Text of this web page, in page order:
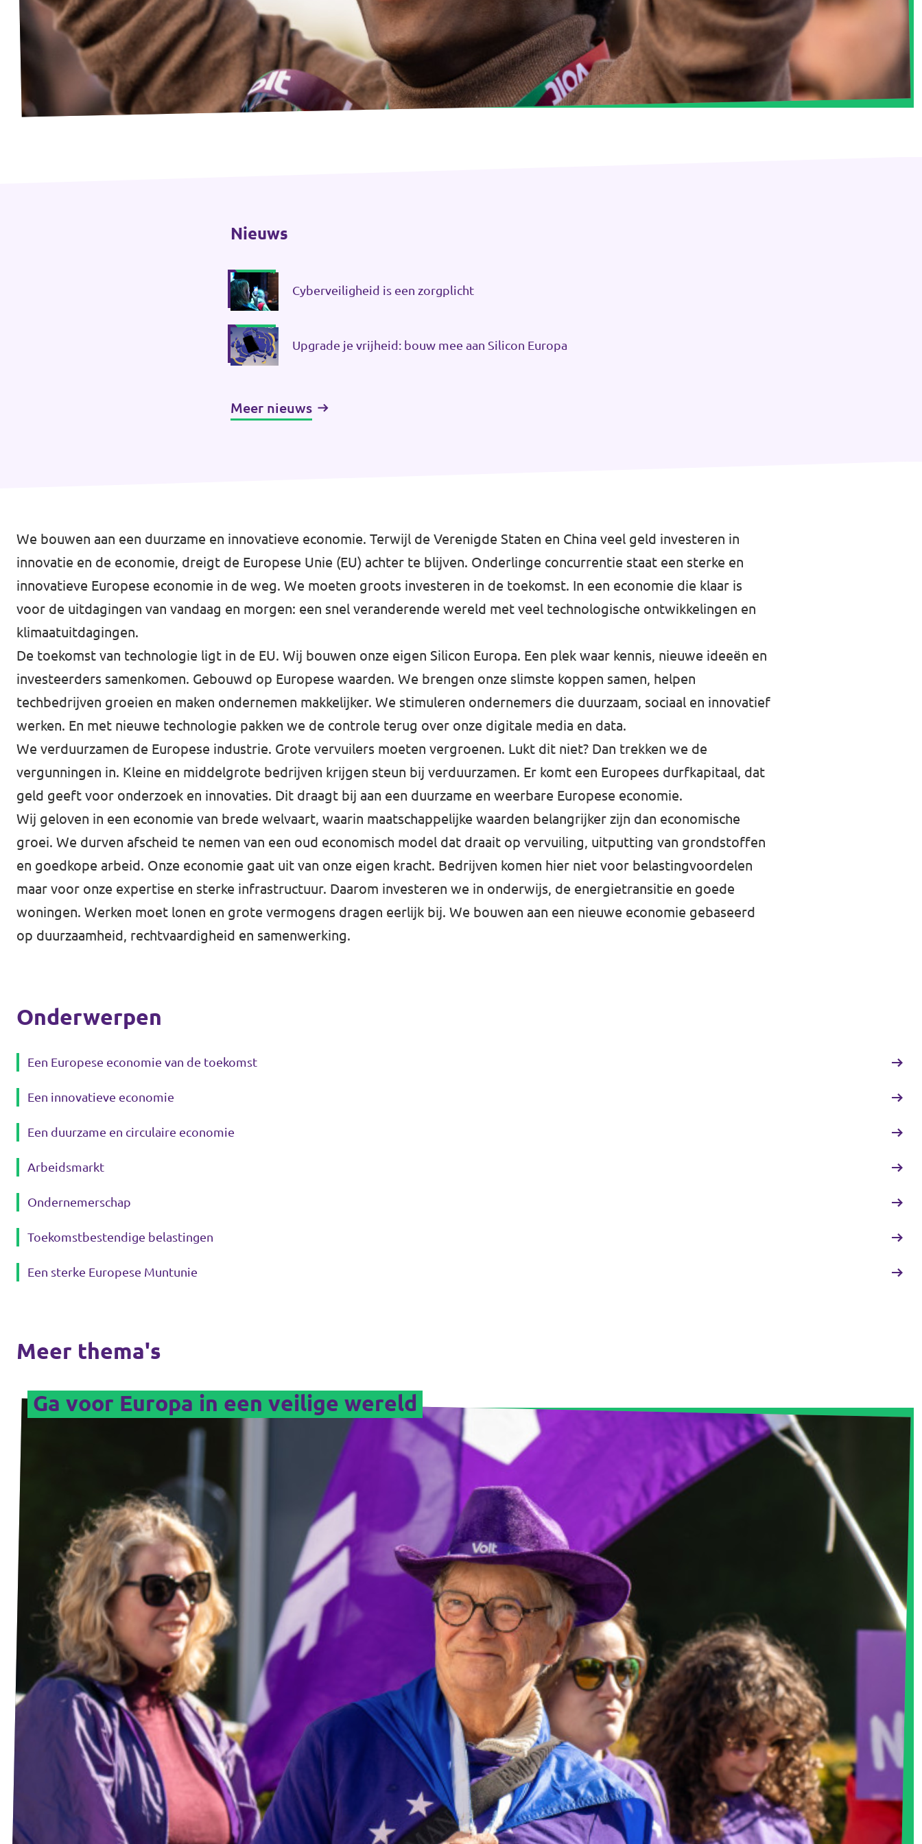
Werken bij Volt
Contact
Sprekersaanvraag
Volt There - Buitenlandstichting Volt
We bouwen aan een duurzame en innovatieve economie. Terwijl de Verenigde Staten en China veel geld investeren in
innovatie en de economie, dreigt de Europese Unie (EU) achter te blijven. Onderlinge concurrentie staat een sterke en
innovatieve Europese economie in de weg. We moeten groots investeren in de toekomst. In een economie die klaar is
voor de uitdagingen van vandaag en morgen: een snel veranderende wereld met veel technologische ontwikkelingen en
klimaatuitdagingen.
De toekomst van technologie ligt in de EU. Wij bouwen onze eigen Silicon Europa. Een plek waar kennis, nieuwe ideeën en
investeerders samenkomen. Gebouwd op Europese waarden. We brengen onze slimste koppen samen, helpen
techbedrijven groeien en maken ondernemen makkelijker. We stimuleren ondernemers die duurzaam, sociaal en innovatief
werken. En met nieuwe technologie pakken we de controle terug over onze digitale media en data.
We verduurzamen de Europese industrie. Grote vervuilers moeten vergroenen. Lukt dit niet? Dan trekken we de
vergunningen in. Kleine en middelgrote bedrijven krijgen steun bij verduurzamen. Er komt een Europees durfkapitaal, dat
geld geeft voor onderzoek en innovaties. Dit draagt bij aan een duurzame en weerbare Europese economie.
Wij geloven in een economie van brede welvaart, waarin maatschappelijke waarden belangrijker zijn dan economische
groei. We durven afscheid te nemen van een oud economisch model dat draait op vervuiling, uitputting van grondstoffen
en goedkope arbeid. Onze economie gaat uit van onze eigen kracht. Bedrijven komen hier niet voor belastingvoordelen
maar voor onze expertise en sterke infrastructuur. Daarom investeren we in onderwijs, de energietransitie en goede
woningen. Werken moet lonen en grote vermogens dragen eerlijk bij. We bouwen aan een nieuwe economie gebaseerd
op duurzaamheid, rechtvaardigheid en samenwerking.
Nieuws
Cyberveiligheid is een zorgplicht
Upgrade je vrijheid: bouw mee aan Silicon Europa
Meer nieuws
Onderwerpen
Een Europese economie van de toekomst
Een innovatieve economie
Een duurzame en circulaire economie
Arbeidsmarkt
Ondernemerschap
Toekomstbestendige belastingen
Een sterke Europese Muntunie
Meer thema's
Ga voor Europa in een veilige wereld